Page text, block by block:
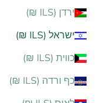
ירדן (ILS ₪)
ישראל (ILS ₪)
כווית (ILS ₪)
כף ורדה (ILS ₪)